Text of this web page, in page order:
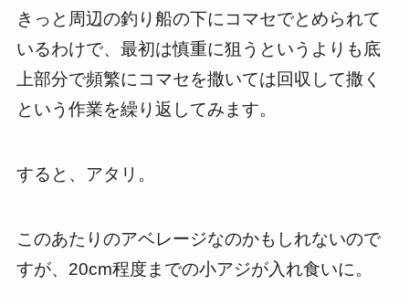
きっと周辺の釣り船の下にコマセでとめられて
いるわけで、最初は慎重に狙うというよりも底
上部分で頻繁にコマセを撒いては回収して撒く
という作業を繰り返してみます。
すると、アタリ。
このあたりのアベレージなのかもしれないので
すが、20cm程度までの小アジが入れ食いに。